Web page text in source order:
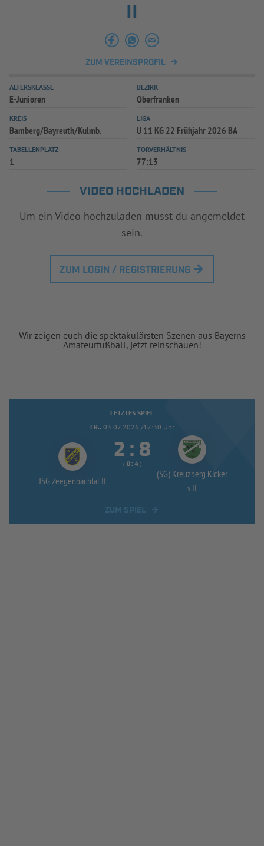
II
ZUM VEREINSPROFIL
ALTERSKLASSE
E-Junioren
BEZIRK
Oberfranken
KREIS
Bamberg/Bayreuth/Kulmb.
LIGA
U 11 KG 22 Frühjahr 2026 BA
TABELLENPLATZ
1
TORVERHÄLTNIS
77:13
VIDEO HOCHLADEN
Um ein Video hochzuladen musst du angemeldet
sein.
ZUM LOGIN / REGISTRIERUNG
Wir zeigen euch die spektakulärsten Szenen aus Bayerns
Amateurfußball, jetzt reinschauen!
LETZTES SPIEL
FR.. 03.07.2026 /17:30 Uhr
JSG Zeegenbachtal II
 : 
( :  )
(SG) Kreuzberg Kicker
s II